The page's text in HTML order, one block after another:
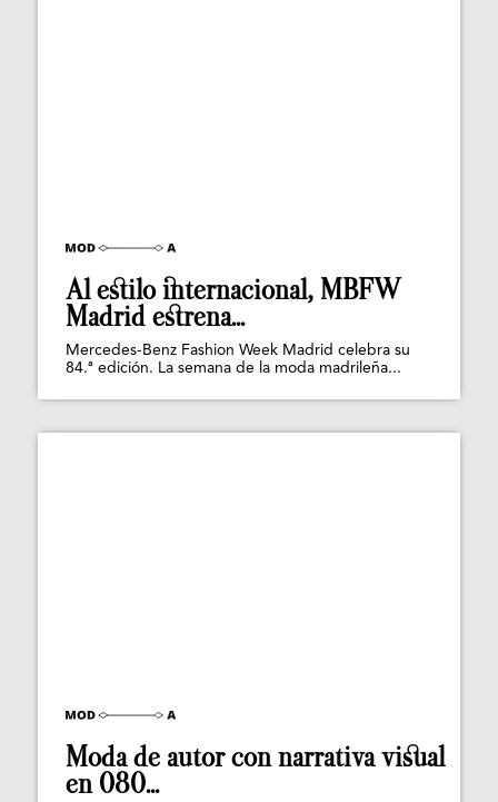
Al estilo internacional, MBFW
Madrid estrena...
Mercedes-Benz Fashion Week Madrid celebra su
84.ª edición. La semana de la moda madrileña...
Moda de autor con narrativa visual
en 080...